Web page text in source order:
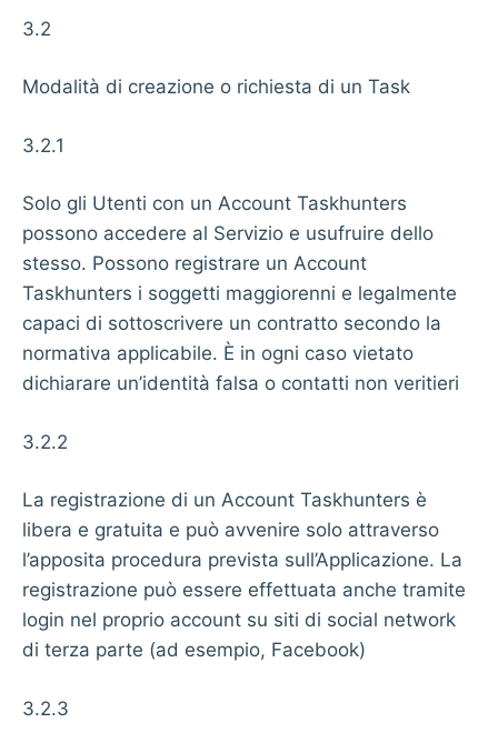
3.2
Modalità di creazione o richiesta di un Task
3.2.1
Solo gli Utenti con un Account Taskhunters
possono accedere al Servizio e usufruire dello
stesso. Possono registrare un Account
Taskhunters i soggetti maggiorenni e legalmente
capaci di sottoscrivere un contratto secondo la
normativa applicabile. È in ogni caso vietato
dichiarare un’identità falsa o contatti non veritieri
3.2.2
La registrazione di un Account Taskhunters è
libera e gratuita e può avvenire solo attraverso
l’apposita procedura prevista sull’Applicazione. La
registrazione può essere effettuata anche tramite
login nel proprio account su siti di social network
di terza parte (ad esempio, Facebook)
3.2.3